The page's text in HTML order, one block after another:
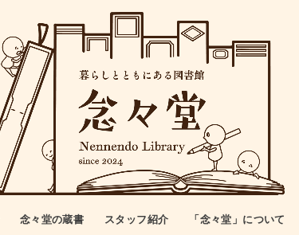
念々堂の蔵書 スタッフ紹介 「念々堂」について